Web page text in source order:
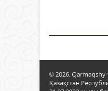
© 2026. Qarmaqshy-
Қазақстан